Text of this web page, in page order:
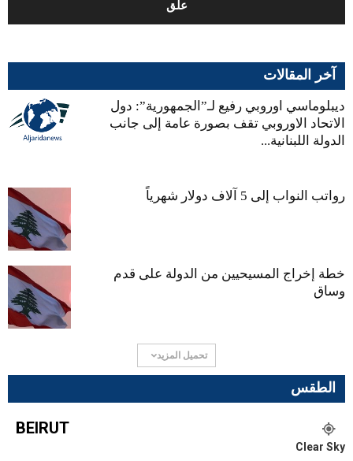
آخر المقالات
ديبلوماسي اوروبي رفيع لـ”الجمهورية”: دول
الاتحاد الاوروبي تقف بصورة عامة إلى جانب
الدولة اللبنانية...
رواتب النواب إلى 5 آلاف دولار شهرياً
خطة إخراج المسيحيين من الدولة على قدم
وساق
تحميل المزيد
الطقس
BEIRUT
Clear Sky